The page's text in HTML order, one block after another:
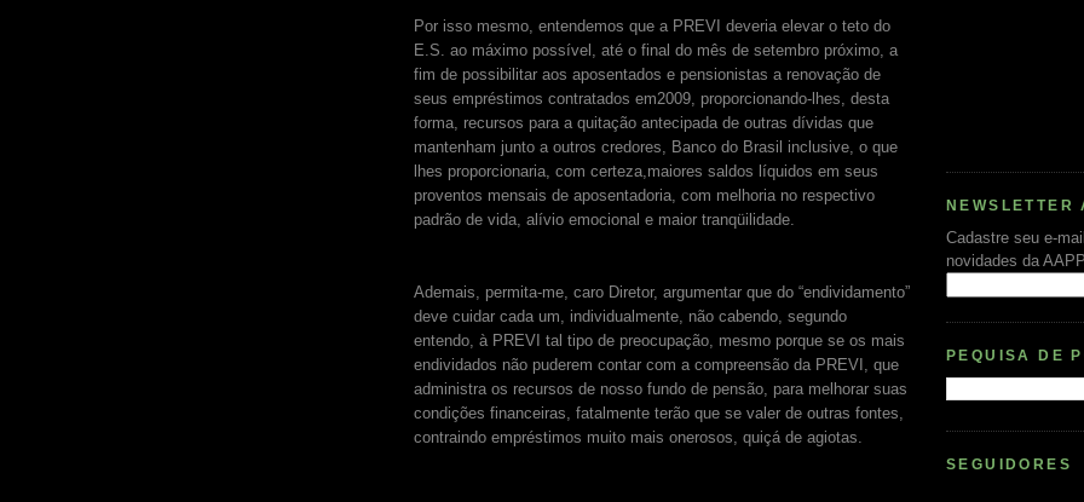
Por isso mesmo, entendemos que a PREVI deveria elevar o teto do
E.S. ao máximo possível, até o final do mês de setembro próximo, a
fim de possibilitar aos aposentados e pensionistas a renovação de
seus empréstimos contratados em2009, proporcionando-lhes, desta
forma, recursos para a quitação antecipada de outras dívidas que
mantenham junto a outros credores, Banco do Brasil inclusive, o que
lhes proporcionaria, com certeza,maiores saldos líquidos em seus
proventos mensais de aposentadoria, com melhoria no respectivo
padrão de vida, alívio emocional e maior tranqüilidade.
Ademais, permita-me, caro Diretor, argumentar que do “endividamento”
deve cuidar cada um, individualmente, não cabendo, segundo
entendo, à PREVI tal tipo de preocupação, mesmo porque se os mais
endividados não puderem contar com a compreensão da PREVI, que
administra os recursos de nosso fundo de pensão, para melhorar suas
condições financeiras, fatalmente terão que se valer de outras fontes,
contraindo empréstimos muito mais onerosos, quiçá de agiotas.
NEWSLETTER
Cadastre seu e-
novidades da
PEQUISA DE
SEGUIDORES